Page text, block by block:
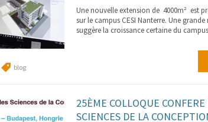
Une nouvelle extension de 4000m² est
sur le campus CESI Nanterre. Une
suggère la croissance certaine du
blog
25ÈME COLLOQUE CONFERE
SCIENCES DE LA